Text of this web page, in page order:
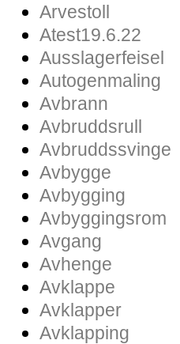
Arvestoll
Atest19.6.22
Ausslagerfeisel
Autogenmaling
Avbrann
Avbruddsrull
Avbruddssvinge
Avbygge
Avbygging
Avbyggingsrom
Avgang
Avhenge
Avklappe
Avklapper
Avklapping